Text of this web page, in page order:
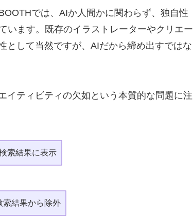
では、AIか人間かに関わらず、独自性
います。既存のイラストレーターやクリエー
として当然ですが、AIだから締め出すではな
イティビティの欠如という本質的な問題に注
索結果に表示
索結果から除外